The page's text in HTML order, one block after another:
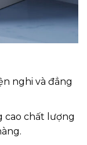
nghi và đẳng
cao chất lượng